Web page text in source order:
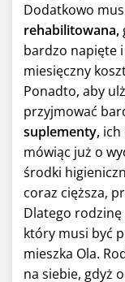
Dodatkowo
rehabilitowana,
bardzo napięte
miesięczny
Ponadto, aby
przyjmować
suplementy, ich
mówiąc już o
środki
coraz cięższa,
Dlatego rodzinę
który musi być
mieszka Ola.
na siebie, gdyż